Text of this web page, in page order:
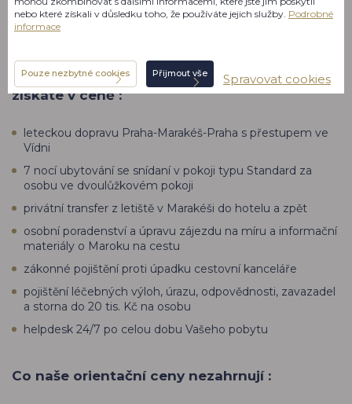
veletrhům a jiným událostem.
Dovolená v Maroku s individuální péčí - co vše
získáte v ceně :
leteckou dopravu Praha-Marakéš-Praha s přestupem ve
Vídni
7 nocí ubytování se snídaní v pokoji typu Standard za
osobu ve dvoulůžkovém pokoji
privátní transfer z letiště v Marakéši do hotelu a zpět
osobní poradenství a úpravu zájezdu na míru a informační
materiály o Maroku na cestu
zákonné pojištění proti úpadku cestovní kanceláře
pojištění léčebných výloh, úrazu, odpovědnosti, zavazadel
a storna do 20 tis. Kč na osobu
helpdesk 24/7 po celou dobu Vašeho pobytu
Co naše orientační ceny nezahrnují :
nebo které získali v důsledku toho, že používáte jejich služby. Podrobné
informace
Pouze nezbytné cookies Přijmout vše Spravovat cookies